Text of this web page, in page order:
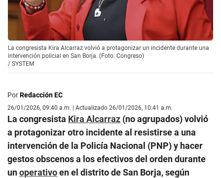
La congresista Kira Alcarraz volvió a protagonizar un incidente durante una
intervención policial en San Borja. (Foto: Congreso)
/ SYSTEM
PorRedacción EC
26/01/2026, 09:40 a.m. | Actualizado 26/01/2026, 10:41 a.m.
La congresista Kira Alcarraz (no agrupados) volvió
a protagonizar otro incidente al resistirse a una
intervención de la Policía Nacional (PNP) y hacer
gestos obscenos a los efectivos del orden durante
unoperativoen el distrito de San Borja, según